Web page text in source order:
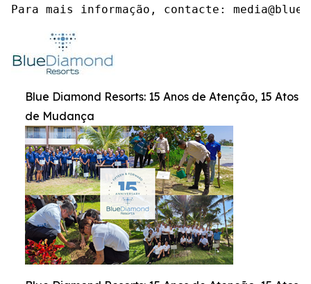
Para mais informação, contacte:
Blue Diamond Resorts: 15 Anos de Atenção, 15 Atos
de Mudança